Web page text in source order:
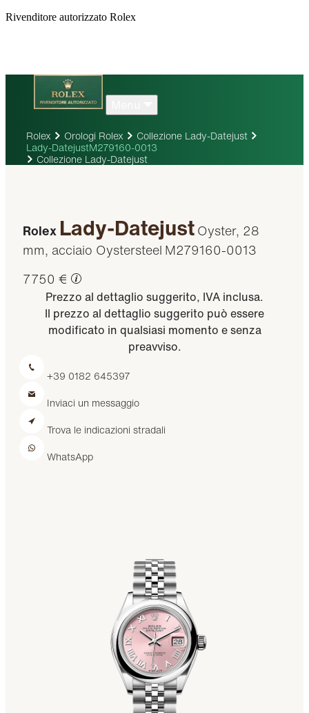
Rivenditore autorizzato Rolex
Rolex Orologi Rolex
Collezione Lady-Datejust
Lady-DatejustM279160-0013
Collezione Lady-Datejust
Rolex Lady-DatejustOyster, 28
mm, acciaio Oystersteel M279160-0013
7750 €
Prezzo al dettaglio suggerito, IVA inclusa.
Il prezzo al dettaglio suggerito può essere
modificato in qualsiasi momento e senza
preavviso.
+39 0182 645397
Inviaci un messaggio
Trova le indicazioni stradali
WhatsApp